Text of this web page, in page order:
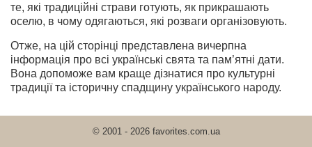
те, які традиційні страви готують, як прикрашають
оселю, в чому одягаються, які розваги організовують.
Отже, на цій сторінці представлена вичерпна
інформація про всі українські свята та пам’ятні дати.
Вона допоможе вам краще дізнатися про культурні
традиції та історичну спадщину українського народу.
© 2001 - 2026 favorites.com.ua